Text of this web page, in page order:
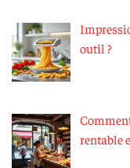
outil ?
rentable